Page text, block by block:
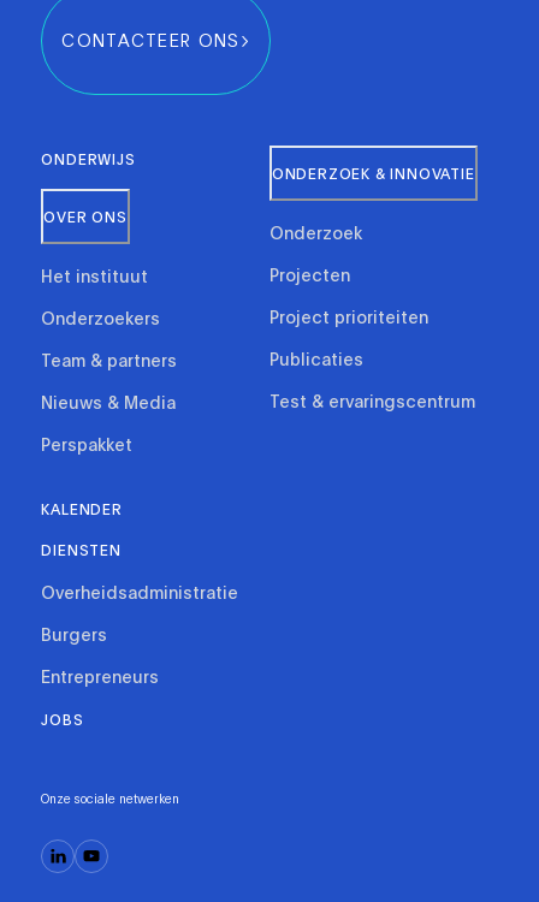
CONTACTEER ONS
ONDERWIJS
OVER ONS
Het instituut
Onderzoekers
Team & partners
Nieuws & Media
Perspakket
ONDERZOEK & INNOVATIE
Onderzoek
Projecten
Project prioriteiten
Publicaties
Test & ervaringscentrum
KALENDER
DIENSTEN
Overheidsadministratie
Burgers
Entrepreneurs
JOBS
Onze sociale netwerken